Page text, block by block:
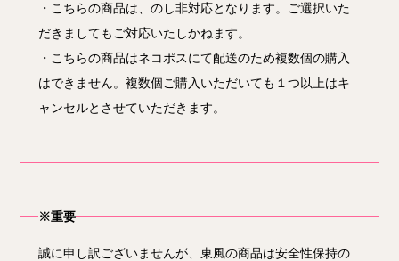
・こちらの商品は、のし非対応となります。ご選択いた
だきましてもご対応いたしかねます。
・こちらの商品はネコポスにて配送のため複数個の購入
はできません。複数個ご購入いただいても１つ以上はキ
ャンセルとさせていただきます。
※重要
誠に申し訳ございませんが、東風の商品は安全性保持の